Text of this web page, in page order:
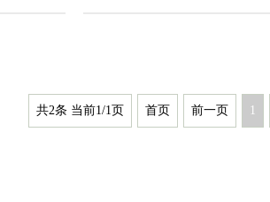
共2条 当前1/1页 首页 前一页 1